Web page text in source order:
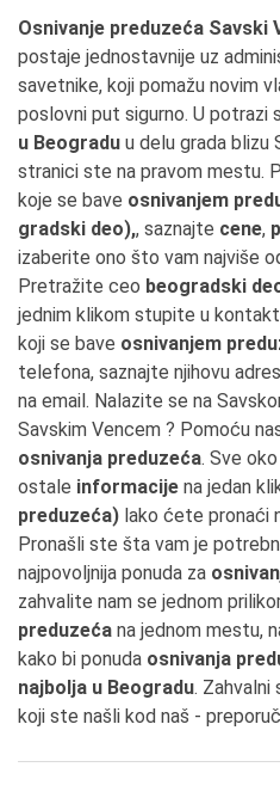
Osnivanje preduzeća Savski
postaje jednostavnije uz
savetnike, koji pomažu novim
poslovni put sigurno. U potrazi
u Beogradu u delu grada blizu
stranici ste na pravom mestu.
koje se bave osnivanjem
gradski deo),, saznajte cene,
izaberite ono što vam najviše
Pretražite ceo beogradski
jednim klikom stupite u
koji se bave osnivanjem
telefona, saznajte njihovu
na email. Nalazite se na
Savskim Vencem ? Pomoću
osnivanja preduzeća. Sve oko
ostale informacije na jedan
preduzeća) lako ćete pronaći
Pronašli ste šta vam je
najpovoljnija ponuda za
zahvalite nam se jednom
preduzeća na jednom mestu,
kako bi ponuda osnivanja
najbolja u Beogradu. Zahvalni
koji ste našli kod naš -